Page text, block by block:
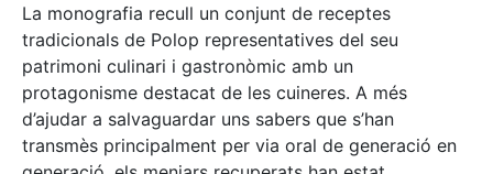
La monografia recull un conjunt de receptes
tradicionals de Polop representatives del seu
patrimoni culinari i gastronòmic amb un
protagonisme destacat de les cuineres. A més
d’ajudar a salvaguardar uns sabers que s’han
transmès principalment per via oral de generació en